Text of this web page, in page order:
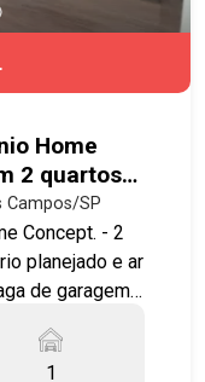
Home
2 quartos
bairro
Campos/SP
Concept. - 2
planejado e ar
de garagem
com
1